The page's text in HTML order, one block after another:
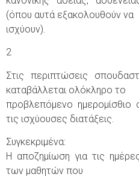
(όπου αυτά εξακολουθούν να
ισχύουν).
2
Στις περιπτώσεις
καταβάλλεται ολόκληρο το
προβλεπόμενο
τις ισχύουσες διατάξεις.
Συγκεκριμένα:
Η αποζημίωση για τις
των μαθητών που